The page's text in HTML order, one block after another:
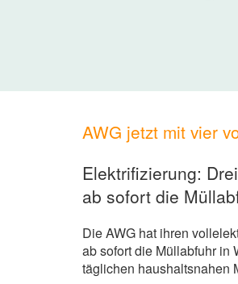
AWG jetzt mit vier
Elektrifizierung:
ab sofort die
Die AWG hat ihren
ab sofort die Müllabfuhr in
täglichen haushaltsnahen